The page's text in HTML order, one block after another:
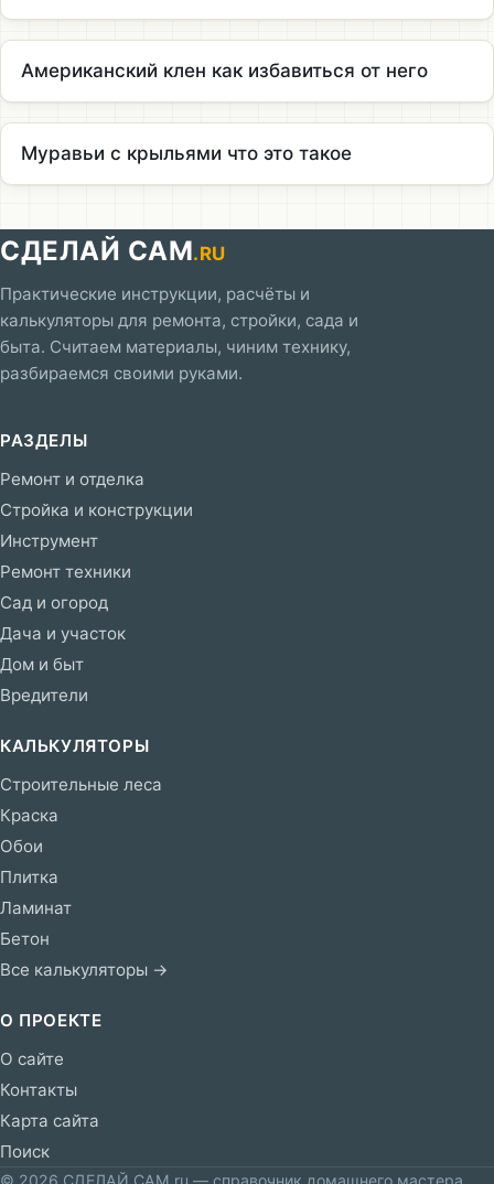
Американский клен как избавиться от него
Муравьи с крыльями что это такое
СДЕЛАЙ САМ.RU
Практические инструкции, расчёты и
калькуляторы для ремонта, стройки, сада и
быта. Считаем материалы, чиним технику,
разбираемся своими руками.
РАЗДЕЛЫ
Ремонт и отделка
Стройка и конструкции
Инструмент
Ремонт техники
Сад и огород
Дача и участок
Дом и быт
Вредители
КАЛЬКУЛЯТОРЫ
Строительные леса
Краска
Обои
Плитка
Ламинат
Бетон
Все калькуляторы →
О ПРОЕКТЕ
О сайте
Контакты
Карта сайта
Поиск